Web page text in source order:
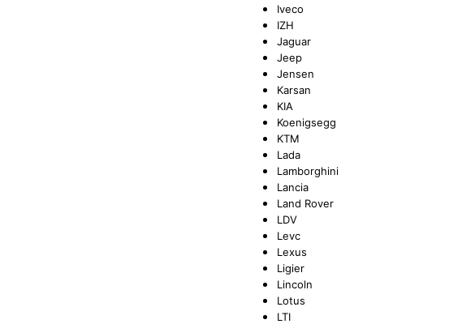
Iveco
IZH
Jaguar
Jeep
Jensen
Karsan
KIA
Koenigsegg
KTM
Lada
Lamborghini
Lancia
Land Rover
LDV
Levc
Lexus
Ligier
Lincoln
Lotus
LTI